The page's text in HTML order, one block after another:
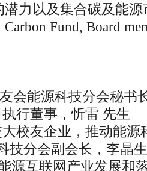
及集合碳及能源市
Carbon Fund, Board
会能源科技分会秘书
行董事，忻雷 先生
校友企业，推动能源
技分会副会长，李晶
联网产业发展和落